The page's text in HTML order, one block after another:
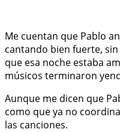
Me cuentan que Pablo
cantando bien fuerte,
que esa noche estaba
músicos terminaron
Aunque me dicen que
como que ya no
las canciones.